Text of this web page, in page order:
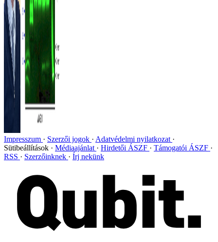
Impresszum Szerzői jogok
Adatvédelmi nyilatkozat
Sütibeállítások
Médiaajánlat Hirdetői ÁSZF
Támogatói ÁSZF
RSS
Szerzőinknek Írj nekünk